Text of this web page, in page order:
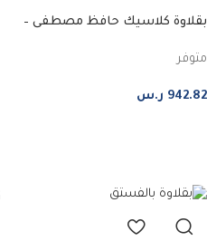
بقلاوة كلاسيك حافظ مصطفى –
متوفر
942.82 ر.س